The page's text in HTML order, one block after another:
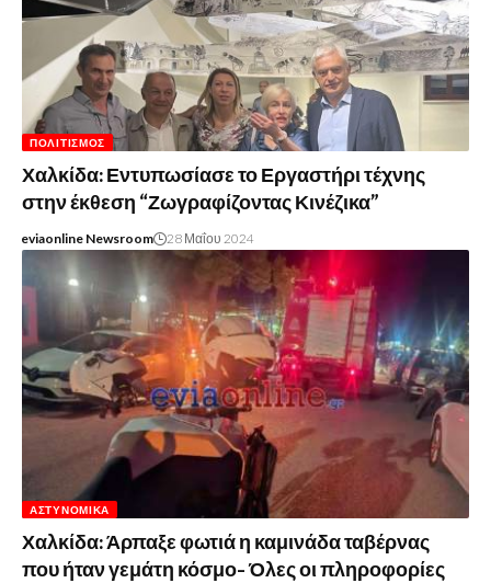
ΠΟΛΙΤΙΣΜΌΣ
Χαλκίδα: Εντυπωσίασε το Εργαστήρι τέχνης
στην έκθεση “Ζωγραφίζοντας Κινέζικα”
eviaonline Newsroom 28 Μαΐου 2024
ΑΣΤΥΝΟΜΙΚΆ
Χαλκίδα: Άρπαξε φωτιά η καμινάδα ταβέρνας
που ήταν γεμάτη κόσμο- Όλες οι πληροφορίες